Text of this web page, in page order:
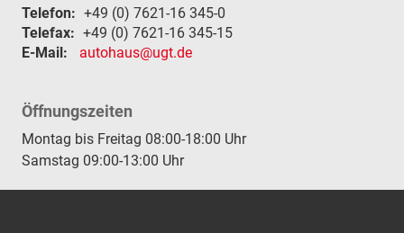
Telefon: +49 (0) 7621-16 345-0
Telefax: +49 (0) 7621-16 345-15
E-Mail:
autohaus@ugt.de
Öffnungszeiten
Montag bis Freitag 08:00-18:00 Uhr
Samstag 09:00-13:00 Uhr